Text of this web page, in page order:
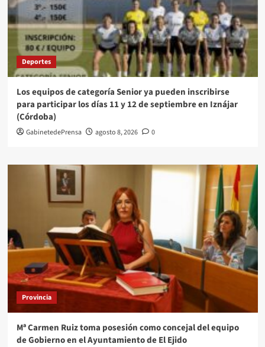
Deportes
Los equipos de categoría Senior ya pueden inscribirse
para participar los días 11 y 12 de septiembre en Iznájar
(Córdoba)
GabinetedePrensa agosto 8, 2026 0
Provincia
Mª Carmen Ruiz toma posesión como concejal del equipo
de Gobierno en el Ayuntamiento de El Ejido